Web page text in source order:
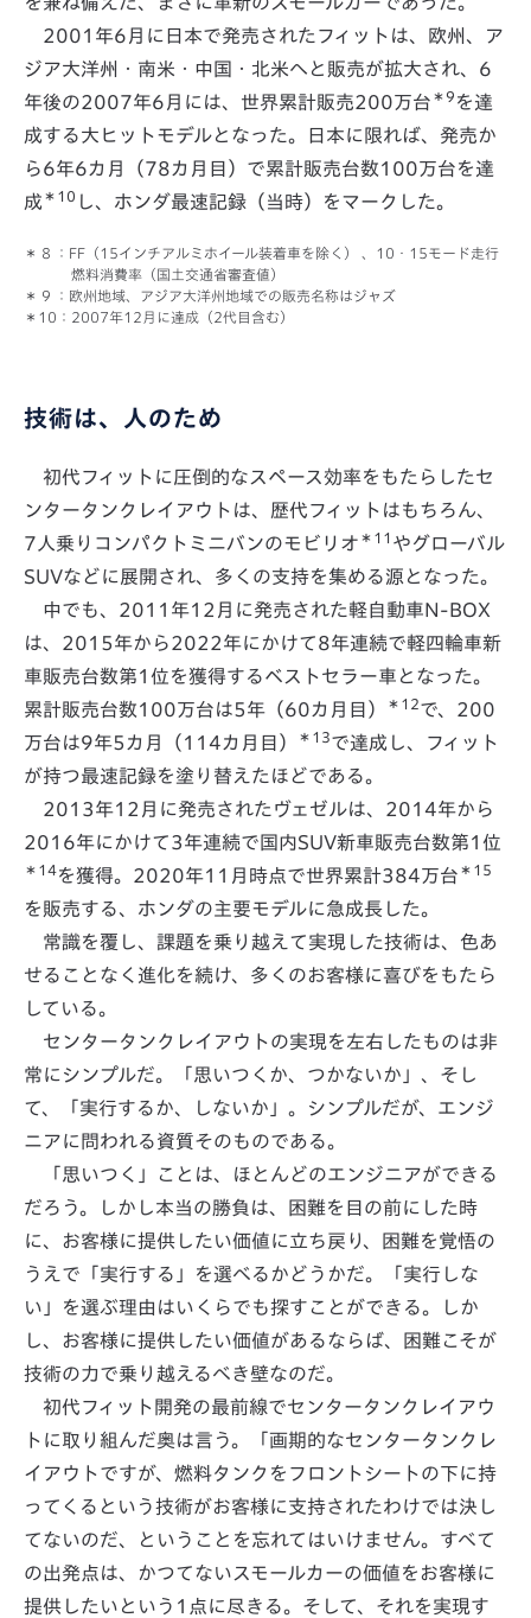
2001年6月に日本で発売されたフィットは、欧州、ア
ジア大洋州・南米・中国・北米へと販売が拡大され、6
年後の2007年6月には、世界累計販売200万台 ＊9 を達
成する大ヒットモデルとなった。日本に限れば、発売か
ら6年6カ月（78カ月目）で累計販売台数100万台を達
成 ＊10 し、ホンダ最速記録（当時）をマークした。
：FF（15インチアルミホイール装着車を除く） 、10・15モード走行
燃料消費率（国土交通省審査値）
：欧州地域、アジア大洋州地域での販売名称はジャズ
：2007年12月に達成（2代目含む）
技術は、人のため
初代フィットに圧倒的なスペース効率をもたらしたセ
ンタータンクレイアウトは、歴代フィットはもちろん、
7人乗りコンパクトミニバンのモビリオ ＊11 やグローバル
SUVなどに展開され、多くの支持を集める源となった。
中でも、2011年12月に発売された軽自動車N-BOX
は、2015年から2022年にかけて8年連続で軽四輪車新
車販売台数第1位を獲得するベストセラー車となった。
累計販売台数100万台は5年（60カ月目）
＊12で、200
万台は9年5カ月（114カ月目）
＊13で達成し、フィット
が持つ最速記録を塗り替えたほどである。
2013年12月に発売されたヴェゼルは、2014年から
2016年にかけて3年連続で国内SUV新車販売台数第1位
＊14を獲得。2020年11月時点で世界累計384万台 ＊15
を販売する、ホンダの主要モデルに急成長した。
常識を覆し、課題を乗り越えて実現した技術は、色あ
せることなく進化を続け、多くのお客様に喜びをもたら
している。
センタータンクレイアウトの実現を左右したものは非
常にシンプルだ。「思いつくか、つかないか」、そし
て、「実行するか、しないか」。シンプルだが、エンジ
ニアに問われる資質そのものである。
「思いつく」ことは、ほとんどのエンジニアができる
だろう。しかし本当の勝負は、困難を目の前にした時
に、お客様に提供したい価値に立ち戻り、困難を覚悟の
うえで「実行する」を選べるかどうかだ。「実行しな
い」を選ぶ理由はいくらでも探すことができる。しか
し、お客様に提供したい価値があるならば、困難こそが
技術の力で乗り越えるべき壁なのだ。
初代フィット開発の最前線でセンタータンクレイアウ
トに取り組んだ奥は言う。「画期的なセンタータンクレ
イアウトですが、燃料タンクをフロントシートの下に持
ってくるという技術がお客様に支持されたわけでは決し
てないのだ、ということを忘れてはいけません。すべて
の出発点は、かつてないスモールカーの価値をお客様に
提供したいという1点に尽きる。そして、それを実現す